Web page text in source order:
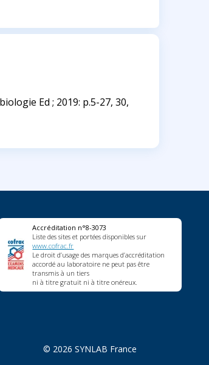
Ed ; 2019: p.5-27, 30,
Accréditation n°8-3073
Liste des sites et portées disponibles sur
www.cofrac.fr
Le droit d’usage des marques d’accréditation
accordé au laboratoire ne peut pas être
transmis à un tiers
ni à titre gratuit ni à titre onéreux.
© 2026 SYNLAB France